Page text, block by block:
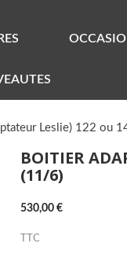
Leslie) 122 ou
BOITIER
(11/6)
530,00 €
TTC